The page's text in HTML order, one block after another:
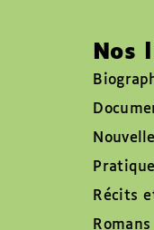
Nos
Récits
Romans